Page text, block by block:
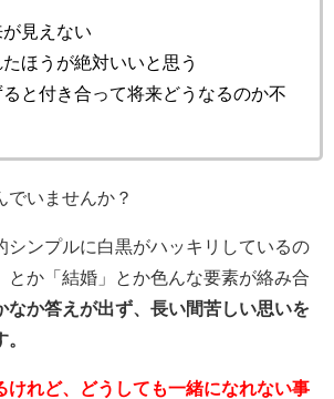
見えない
ほうが絶対いいと思う
ると付き合って将来どうなるのか不
でいませんか？
シンプルに白黒がハッキリしているの
とか「結婚」とか色んな要素が絡み合
なか答えが出ず、長い間苦しい思いを
けれど、どうしても一緒になれない事